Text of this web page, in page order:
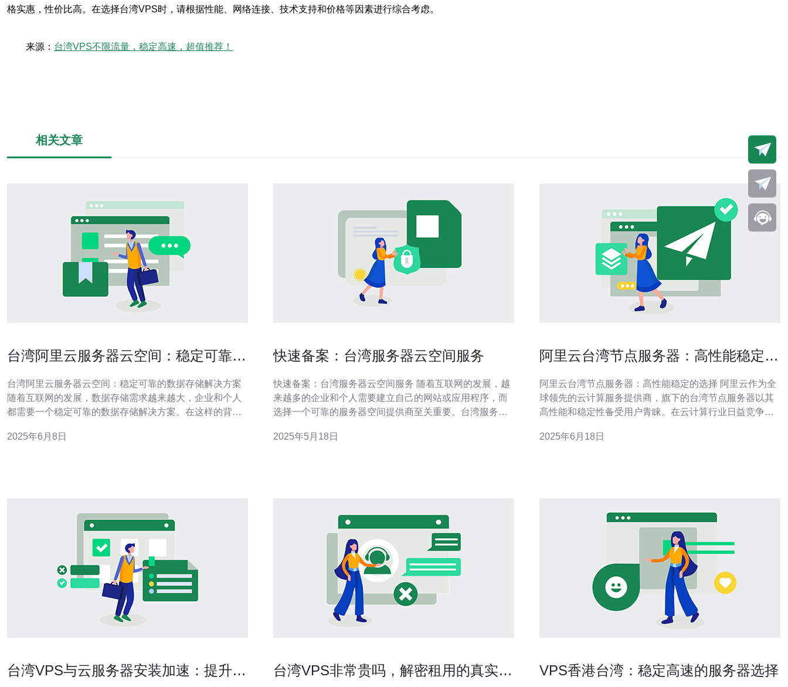
格实惠，性价比高。在选择台湾VPS时，请根据性能、网络连接、技术支持和价格等因素进行综合考虑。
来源： 台湾VPS不限流量，稳定高速，超值推荐！
相关文章
台湾阿里云服务器云空间：稳定可靠的
台湾阿里云服务器云空间：稳定可靠的数据存储解决方案
随着互联网的发展，数据存储需求越来越大，企业和个人
都需要一个稳定可靠的数据存储解决方案。在这样的背景
择。本文将介绍台湾阿里云服务器云空间的优势和特点。
2025年6月8日
快速备案：台湾服务器云空间服务
快速备案：台湾服务器云空间服务 随着互联网的发展，越
来越多的企业和个人需要建立自己的网站或应用程序，而
选择一个可靠的服务器空间提供商至关重要。台湾服务器
睐。 台湾地处亚洲地区中心，拥有优越的网络基础设施，
2025年5月18日
阿里云台湾节点服务器：高性能稳定的
阿里云台湾节点服务器：高性能稳定的选择 阿里云作为全
球领先的云计算服务提供商，旗下的台湾节点服务器以其
高性能和稳定性备受用户青睐。在云计算行业日益竞争激
要。 阿里云台湾节点服务器采用最先进的硬件设备，配备
2025年6月18日
台湾VPS与云服务器安装加速：提升您
台湾VPS非常贵吗，解密租用的真实成
VPS香港台湾：稳定高速的服务器选择